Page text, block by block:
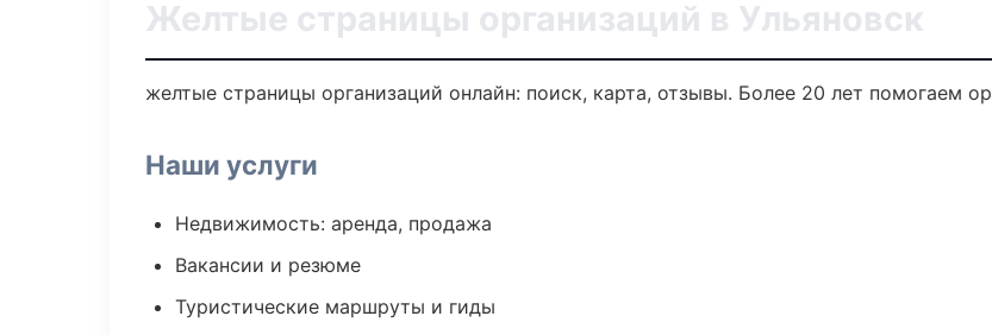
Желтые страницы организаций в Ульяновск
желтые страницы организаций онлайн: поиск, карта, отзывы. Более 20 лет помогаем
Наши услуги
Недвижимость: аренда, продажа
Вакансии и резюме
Туристические маршруты и гиды